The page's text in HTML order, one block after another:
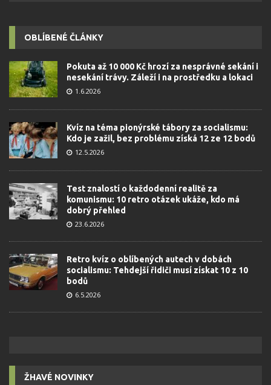
OBLÍBENÉ ČLÁNKY
Pokuta až 10 000 Kč hrozí za nesprávné sekání i
nesekání trávy. Záleží i na prostředku a lokaci
1.6.2026
Kvíz na téma pionýrské tábory za socialismu:
Kdo je zažil, bez problému získá 12 ze 12 bodů
12.5.2026
Test znalostí o každodenní realitě za
komunismu: 10 retro otázek ukáže, kdo má
dobrý přehled
23.6.2026
Retro kvíz o oblíbených autech v dobách
socialismu: Tehdejší řidiči musí získat 10 z 10
bodů
6.5.2026
ŽHAVÉ NOVINKY